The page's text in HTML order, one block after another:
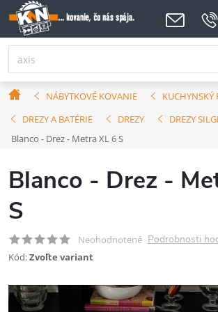
Prejsť
na
obsah
DomovNÁBYTKOVÉ KOVANIE
KUCHYNSKÝ
DREZY A BATÉRIE
DREZY
DREZY
Blanco - Drez - Metra XL 6 S
Blanco - Drez -
S
Neohodnotené Podrobnosti
Kód:Zvoľte variant